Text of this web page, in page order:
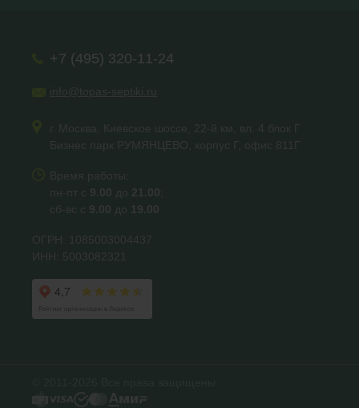
+7 (495) 320-11-24